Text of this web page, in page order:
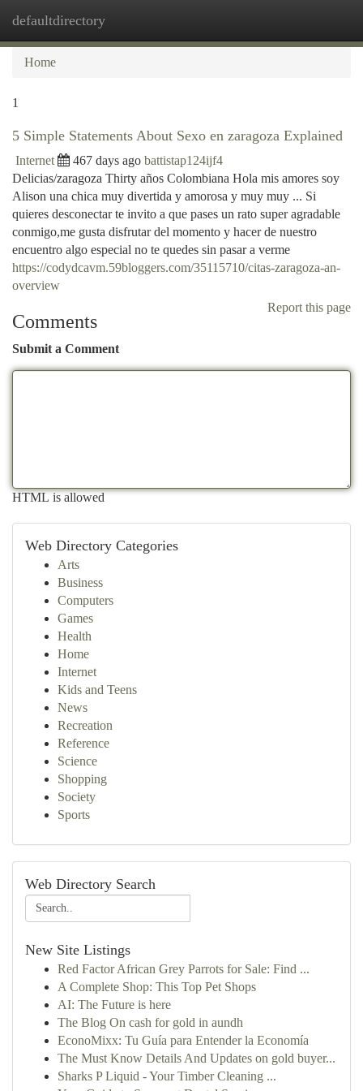
defaultdirectory
Home
1
5 Simple Statements About Sexo en zaragoza Explained
Internet 467 days ago battistap124ijf4
Delicias/zaragoza Thirty años Colombiana Hola mis amores soy
Alison una chica muy divertida y amorosa y muy muy ... Si
quieres desconectar te invito a que pases un rato super agradable
conmigo,me gusta disfrutar del momento y hacer de nuestro
encuentro algo especial no te quedes sin pasar a verme
https://codydcavm.59bloggers.com/35115710/citas-zaragoza-an-
overview
Report this page
Comments
Submit a Comment
HTML is allowed
Web Directory Categories
Arts
Business
Computers
Games
Health
Home
Internet
Kids and Teens
News
Recreation
Reference
Science
Shopping
Society
Sports
Web Directory Search
New Site Listings
Red Factor African Grey Parrots for Sale: Find ...
A Complete Shop: This Top Pet Shops
AI: The Future is here
The Blog On cash for gold in aundh
EconoMixx: Tu Guía para Entender la Economía
The Must Know Details And Updates on gold buyer...
Sharks P Liquid - Your Timber Cleaning ...